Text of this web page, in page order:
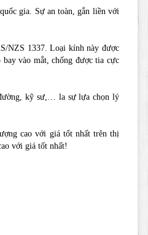
gia. Sự an toàn, gắn liền với
NZS 1337. Loại kính này được
vào mắt, chống được tia cực
kỹ sư,… la sự lựa chọn lý
cao với giá tốt nhất trên thị
với giá tốt nhất!